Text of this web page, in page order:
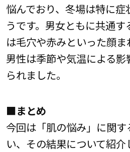
悩んでおり、冬場は特に
うです。男女ともに共通
は毛穴や赤みといった顔ま
男性は季節や気温による
られました。
■まとめ
今回は「肌の悩み」に関
い、その結果について紹介